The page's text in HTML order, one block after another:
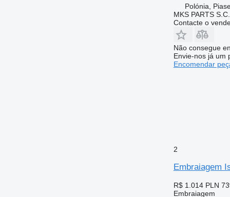
Polónia,
MKS PARTS S.C.
Contacte o
Não consegue
Envie-nos já um
Encomendar
2
Embraiagem
R$ 1.014 PLN
Embraiagem